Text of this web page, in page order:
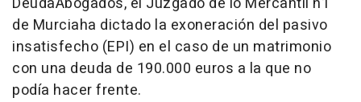
de Murciaha dictado la exoneración del pasivo
insatisfecho (EPI) en el caso de un matrimonio
con una deuda de 190.000 euros a la que no
podía hacer frente.